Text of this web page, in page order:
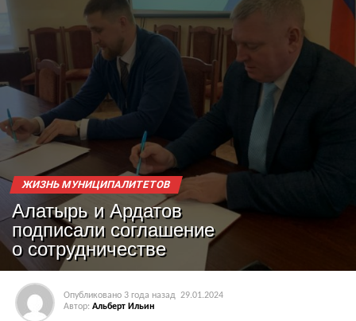
ЖИЗНЬ МУНИЦИПАЛИТЕТОВ
Алатырь и Ардатов
подписали соглашение
о сотрудничестве
Опубликовано 3 года назад 29.01.2024
Автор: Альберт Ильин